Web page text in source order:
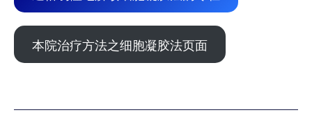
本院治疗方法之细胞凝胶法页面